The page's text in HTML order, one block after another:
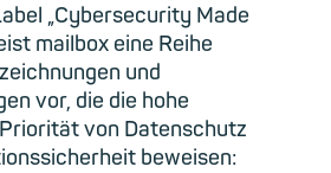
„Cybersecurity Made
mailbox eine Reihe
und
vor, die die hohe
von Datenschutz
beweisen: